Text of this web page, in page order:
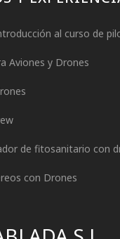
al curso de
Aviones y Drones
de fitosanitario con
con Drones